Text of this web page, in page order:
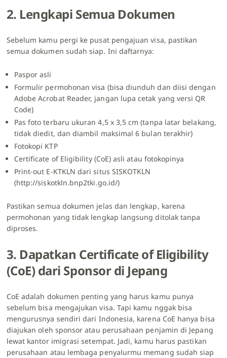
2. Lengkapi Semua Dokumen
Sebelum kamu pergi ke pusat pengajuan visa, pastikan
semua dokumen sudah siap. Ini daftarnya:
Paspor asli
Formulir permohonan visa (bisa diunduh dan diisi dengan
Adobe Acrobat Reader, jangan lupa cetak yang versi QR
Code)
Pas foto terbaru ukuran 4,5 x 3,5 cm (tanpa latar belakang,
tidak diedit, dan diambil maksimal 6 bulan terakhir)
Fotokopi KTP
Certificate of Eligibility (CoE) asli atau fotokopinya
Print-out E-KTKLN dari situs SISKOTKLN
(http://siskotkln.bnp2tki.go.id/)
Pastikan semua dokumen jelas dan lengkap, karena
permohonan yang tidak lengkap langsung ditolak tanpa
diproses.
3. Dapatkan Certificate of Eligibility
(CoE) dari Sponsor di Jepang
CoE adalah dokumen penting yang harus kamu punya
sebelum bisa mengajukan visa. Tapi kamu nggak bisa
mengurusnya sendiri dari Indonesia, karena CoE hanya bisa
diajukan oleh sponsor atau perusahaan penjamin di Jepang
lewat kantor imigrasi setempat. Jadi, kamu harus pastikan
perusahaan atau lembaga penyalurmu memang sudah siap